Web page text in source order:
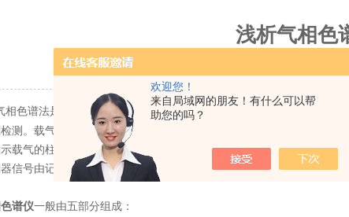
欢迎您！
来自局域网的朋友！有什么可以帮
助您的吗？
浅析气相色
更新时间：
色谱法是利用 气相色谱仪
采用气体作为流动相的一种色谱法。在这
测。载气由高压钢瓶供给，经减压阀减压后，进入载气净化干燥管
示载气的柱前流量和压力。再经过进样器，试样就在试样器注入，由
信号由记录仪记录，就可得到色谱图。
谱仪一般由五部分组成：